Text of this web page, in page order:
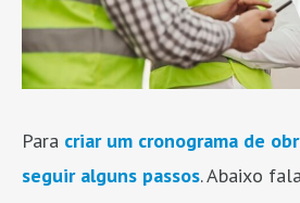
Para criar um cronograma de
seguir alguns passos. Abaixo